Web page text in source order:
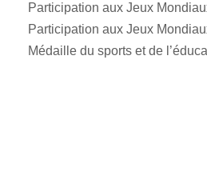
Participation aux Jeux
Participation aux Jeux
Médaille du sports et de